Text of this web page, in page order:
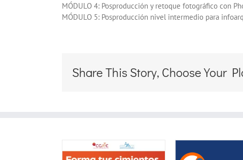
MÓDULO 4: Posproducción y retoque fotográfico con
MÓDULO 5: Posproducción nivel intermedio para
Share This Story, Choose Your